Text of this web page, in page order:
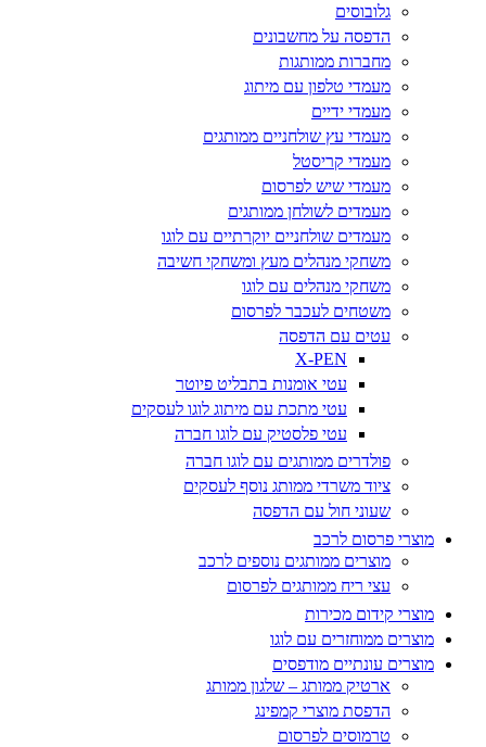
גלובוסים
הדפסה על מחשבונים
מחברות ממותגות
מעמדי טלפון עם מיתוג
מעמדי ידיים
מעמדי עץ שולחניים ממותגים
מעמדי קריסטל
מעמדי שיש לפרסום
מעמדים לשולחן ממותגים
מעמדים שולחניים יוקרתיים עם לוגו
משחקי מנהלים מעץ ומשחקי חשיבה
משחקי מנהלים עם לוגו
משטחים לעכבר לפרסום
עטים עם הדפסה
X-PEN
עטי אומנות בתבליט פיוטר
עטי מתכת עם מיתוג לוגו לעסקים
עטי פלסטיק עם לוגו חברה
פולדרים ממותגים עם לוגו חברה
ציוד משרדי ממותג נוסף לעסקים
שעוני חול עם הדפסה
מוצרי פרסום לרכב
מוצרים ממותגים נוספים לרכב
עצי ריח ממותגים לפרסום
מוצרי קידום מכירות
מוצרים ממוחזרים עם לוגו
מוצרים עונתיים מודפסים
ארטיק ממותג – שלגון ממותג
הדפסת מוצרי קמפינג
טרמוסים לפרסום